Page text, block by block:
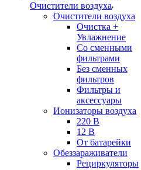
Очистители воздуха
Очистители воздуха
Очистка +
Увлажнение
Cо сменными
фильтрами
Без сменных
фильтров
Фильтры и
аксессуары
Ионизаторы воздуха
220 В
12 В
От батарейки
Обеззараживатели
Рециркуляторы